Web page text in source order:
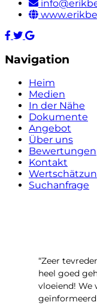
Navigation
Heim
Medien
In der Nähe
Dokumente
Angebot
Über uns
Bewertungen
Kontakt
Suchanfrage
“Zeer
heel goed
vloeiend! We